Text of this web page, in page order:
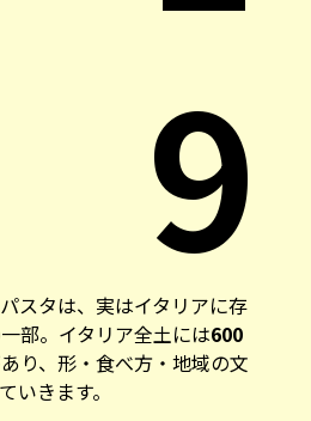
9
スタは、実はイタリアに存
部。イタリア全土には600
り、形・食べ方・地域の文
いきます。